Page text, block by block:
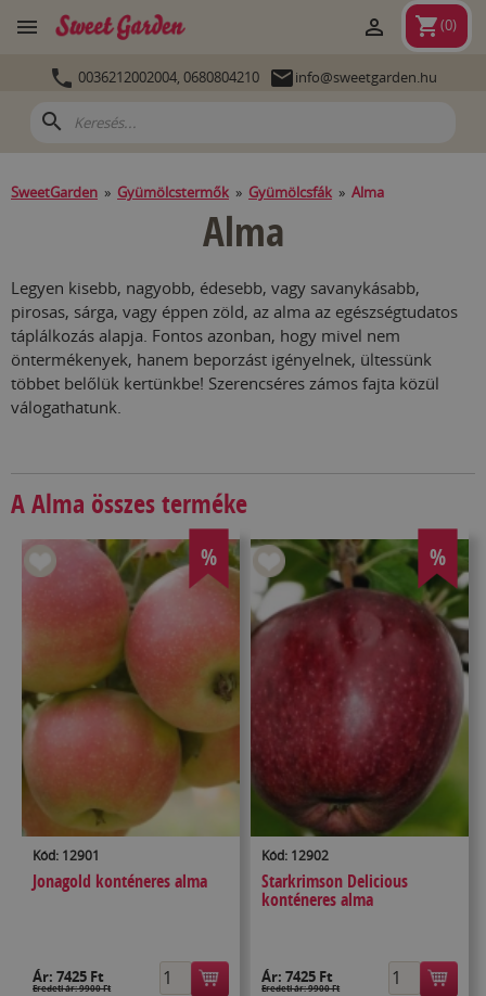
 shopping_cart(0)

 0036212002004, 0680804210 info@sweetgarden.hu
search
SweetGarden » Gyümölcstermők » Gyümölcsfák » Alma
Alma
Legyen kisebb, nagyobb, édesebb, vagy savanykásabb,
pirosas, sárga, vagy éppen zöld, az alma az egészségtudatos
táplálkozás alapja. Fontos azonban, hogy mivel nem
öntermékenyek, hanem beporzást igényelnek, ültessünk
többet belőlük kertünkbe! Szerencséres zámos fajta közül
válogathatunk.
A Alma összes terméke
%
Kód: 12901
Jonagold konténeres alma
Ár: 7425 Ft
Eredeti ár: 9900 Ft
%
Kód: 12902
Starkrimson Delicious
konténeres alma
Ár:7425 Ft
Eredeti ár: 9900 Ft